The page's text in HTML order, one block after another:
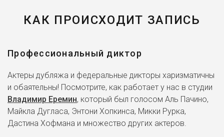
КАК ПРОИСХОДИТ ЗАПИСЬ
Профессиональный диктор
Актеры дубляжа и федеральные дикторы харизматичны
и обаятельны! Посмотрите, как работает у нас в студии
Владимир Еремин, который был голосом Аль Пачино,
Майкла Дугласа, Энтони Хопкинса, Микки Рурка,
Дастина Хофмана и множество других актеров.